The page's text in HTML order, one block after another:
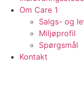
Om Care 1
Salgs- og
Miljøprofil
Spørgsmål
Kontakt